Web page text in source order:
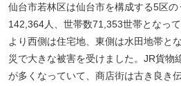
仙台市若林区は仙台市を構成する5区
142,364人、世帯数71,353世帯となっ
より西側は住宅地、東側は水田地帯と
災で大きな被害を受けました。JR貨物
が多くなっていて、商店街は古き良き